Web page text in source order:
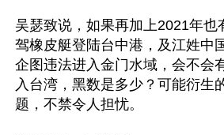
吴瑟致说，如果再加上2021年也
驾橡皮艇登陆台中港，及江姓中
企图违法进入金门水域，会不会
入台湾，黑数是多少？可能衍生
题，不禁令人担忧。